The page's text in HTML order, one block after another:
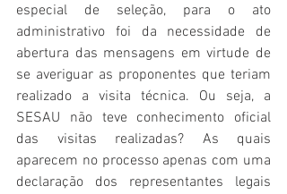
especial de seleção, para o ato
administrativo foi da necessidade de
abertura das mensagens em virtude de
se averiguar as proponentes que teriam
realizado a visita técnica. Ou seja, a
SESAU não teve conhecimento oficial
das visitas realizadas? As quais
aparecem no processo apenas com uma
declaração dos representantes legais